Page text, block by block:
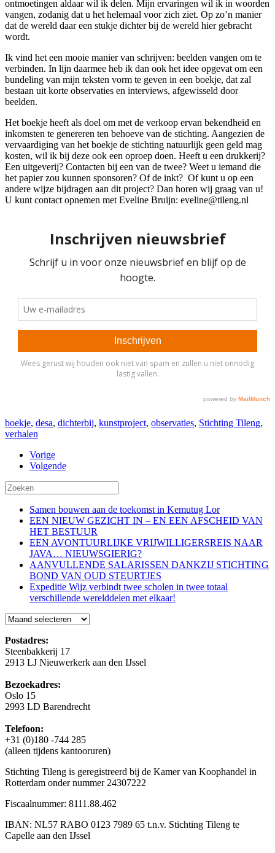
ontmoetingen aldaar wil ik delen. Mijn ervaringen wil ik in woorden
vangen, zodanig dat u het helemaal voor zich ziet. Op zo’n manier
dat de wereld daar een stukje dichter bij de wereld hier gebracht
wordt.
Ik vind het een mooie manier van schrijven: beelden vangen om te
verbinden. In lijn daarmee heb ik dan ook het idee opgevat om een
bundeling van mijn teksten vorm te geven in een boekje, dat zal
bestaan uit korte observaties en interviews, afgewisseld door
beelden.
Het boekje heeft als doel om met de verkoop ervan bekendheid en
inkomsten te genereren ten behoeve van de stichting. Aangezien de
vervaardiging van het boekje de stichting natuurlijk geen geld mag
kosten, wil ik bij deze ook een oproep doen. Heeft u een drukkerij?
Een uitgeverij? Contacten bij een van de twee? Weet u iemand die
het papier zou kunnen sponsoren? Of de inkt? Of kunt u op een
andere wijze bijdragen aan dit project? Dan horen wij graag van u!
U kunt contact opnemen met Eveline Bruijn: eveline@tileng.nl
boekje, desa, dichterbij, kunstproject, observaties, Stichting Tileng,
verhalen
Vorige
Volgende
Samen bouwen aan de toekomst in Kemutug Lor
EEN NIEUW GEZICHT IN – EN EEN AFSCHEID VAN
HET BESTUUR
EEN AVONTUURLIJKE VRIJWILLIGERSREIS NAAR
JAVA… NIEUWSGIERIG?
AANVULLENDE SALARISSEN DANKZIJ STICHTING
BOND VAN OUD STEURTJES
Expeditie Wijz verbindt twee scholen in twee totaal
verschillende werelddelen met elkaar!
Blog
Postadres:
Steenbakkerij 17
2913 LJ Nieuwerkerk aan den IJssel
Bezoekadres:
Oslo 15
2993 LD Barendrecht
Telefoon:
+31 (0)180 -744 285
(alleen tijdens kantooruren)
Stichting Tileng is geregistreerd bij de Kamer van Koophandel in
Rotterdam onder nummer 24307222
Fiscaalnummer: 8111.88.462
IBAN: NL57 RABO 0123 7989 65 t.n.v. Stichting Tileng te
Capelle aan den IJssel